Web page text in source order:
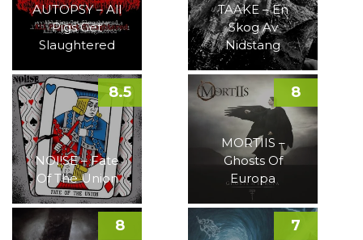
AUTOPSY – All
Pigs Get
Slaughtered
TAAKE – En
Skog Av
Nidstang
NOI!SE – Fate
Of The Union
8.5
MORTIIS –
Ghosts Of
Europa
8
8 7